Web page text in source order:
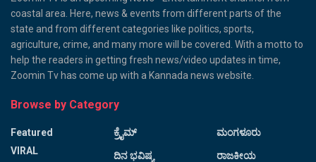
coastal area. Here, news & events from different parts of the
state and from different categories like politics, sports,
agriculture, crime, and many more will be covered. With a motto to
help the readers in getting fresh news/video updates in time,
Zoomin Tv has come up with a Kannada news website.
Browse by Category
Featured
VIRAL
ಕ್ರೈಮ್
ದಿನ ಭವಿಷ್ಯ
ಮಂಗಳೂರು
ರಾಜಕೀಯ